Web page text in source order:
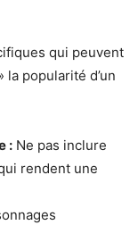
qui peuvent
popularité d’un
: Ne pas inclure
rendent une